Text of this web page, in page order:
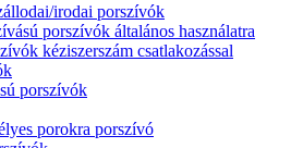
irodai porszívók
porszívók általános használatra
kéziszerszám csatlakozással
porszívók
porokra porszívó